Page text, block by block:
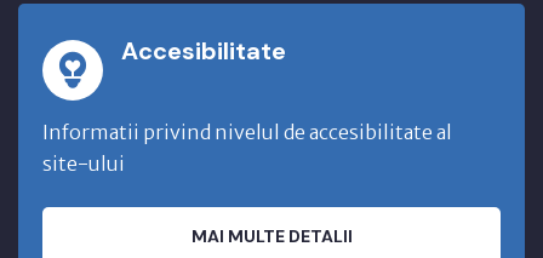
Accesibilitate
Informatii privind nivelul de accesibilitate al
site-ului
MAI MULTE DETALII